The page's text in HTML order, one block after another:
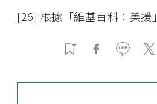
[26] 根據「維基百科：美援